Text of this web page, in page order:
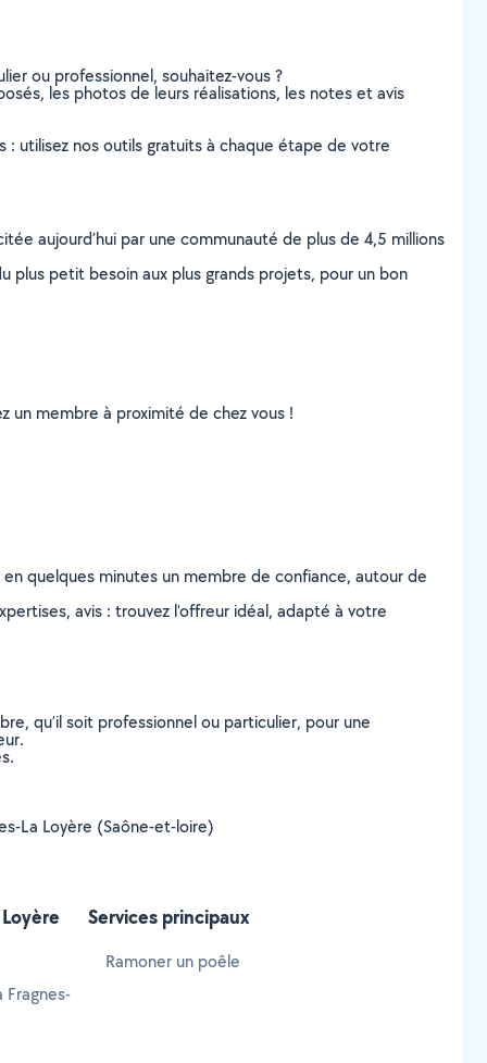
ou professionnel, souhaitez-vous ?
les photos de leurs réalisations, les notes et avis
: utilisez nos outils gratuits à chaque étape de votre
aujourd’hui par une communauté de plus de 4,5 millions
plus petit besoin aux plus grands projets, pour un bon
un membre à proximité de chez vous !
quelques minutes un membre de confiance, autour de
avis : trouvez l'offreur idéal, adapté à votre
qu’il soit professionnel ou particulier, pour une
La Loyère (Saône-et-loire)
Services principaux
Ramoner un poêle